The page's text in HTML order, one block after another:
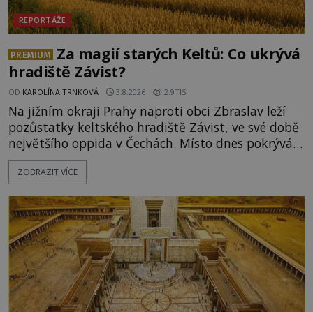
REPORTÁŽE
PREMIUM
Za magií starých Keltů: Co ukrývá
hradiště Závist?
OD KAROLÍNA TRNKOVÁ 3.8.2026 2.9TIS
Na jižním okraji Prahy naproti obci Zbraslav leží
pozůstatky keltského hradiště Závist, ve své době
největšího oppida v Čechách. Místo dnes pokrývá
les, zbytky po kdysi monumentálním hradišti jsou
ale v terénu patrné stále. Co dalšího tu po Keltech
vrch Hr
ZOBRAZIT VÍCE